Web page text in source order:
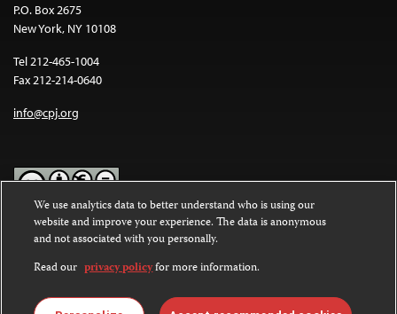
P.O. Box 2675
New York, NY 10108
Tel 212-465-1004
Fax 212-214-0640
info@cpj.org
Except where noted, text on this website is licensed under a
Commons Attribution-NonCommercial-NoDerivatives 4.0
International License.
Images and other media are not covered by the Creative Commons
We use analytics data to better understand who is using our
website and improve your experience. The data is anonymous
and not associated with you personally.
Read our privacy policyfor more information.